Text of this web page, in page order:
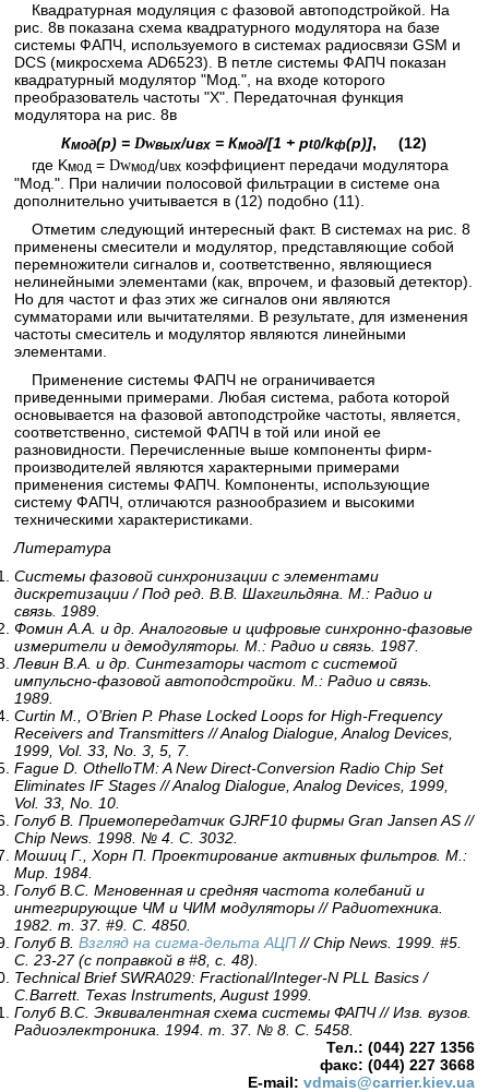
Квадратурная модуляция с фазовой автоподстройкой. На
рис. 8в показана схема квадратурного модулятора на базе
системы ФАПЧ, используемого в системах радиосвязи GSM и
DCS (микросхема AD6523). В петле системы ФАПЧ показан
квадратурный модулятор "Мод.", на входе которого
преобразователь частоты "X". Передаточная функция
модулятора на рис. 8в
Кмод(р) = Dwвых/uвх = Кмод/[1 + pt0/kф(р)], (12)
где Kмод =Dwмод/uвх коэффициент передачи модулятора
"Мод.". При наличии полосовой фильтрации в системе она
дополнительно учитывается в (12) подобно (11).
Отметим следующий интересный факт. В системах на рис. 8
применены смесители и модулятор, представляющие собой
перемножители сигналов и, соответственно, являющиеся
нелинейными элементами (как, впрочем, и фазовый детектор).
Но для частот и фаз этих же сигналов они являются
сумматорами или вычитателями. В результате, для изменения
частоты смеситель и модулятор являются линейными
элементами.
Применение системы ФАПЧ не ограничивается
приведенными примерами. Любая система, работа которой
основывается на фазовой автоподстройке частоты, является,
соответственно, системой ФАПЧ в той или иной ее
разновидности. Перечисленные выше компоненты фирм-
производителей являются характерными примерами
применения системы ФАПЧ. Компоненты, использующие
систему ФАПЧ, отличаются разнообразием и высокими
техническими характеристиками.
Литература
Системы фазовой синхронизации с элементами
дискретизации / Под ред. В.В. Шахгильдяна. М.: Радио и
связь. 1989.
Фомин А.А. и др. Аналоговые и цифровые синхронно-фазовые
измерители и демодуляторы. М.: Радио и связь. 1987.
Левин В.А. и др. Синтезаторы частот с системой
импульсно-фазовой автоподстройки. М.: Радио и связь.
1989.
Curtin M., O’Brien P. Phase Locked Loops for High-Frequency
Receivers and Transmitters // Analog Dialogue, Analog Devices,
1999, Vol. 33, No. 3, 5, 7.
Fague D. OthelloTM: A New Direct-Conversion Radio Chip Set
Eliminates IF Stages // Analog Dialogue, Analog Devices, 1999,
Vol. 33, No. 10.
Голуб В. Приемопередатчик GJRF10 фирмы Gran Jansen AS //
Chip News. 1998. № 4. С. 3032.
Мошиц Г., Хорн П. Проектирование активных фильтров. М.:
Мир. 1984.
Голуб В.С. Мгновенная и средняя частота колебаний и
интегрирующие ЧМ и ЧИМ модуляторы // Радиотехника.
1982. т. 37. #9. С. 4850.
Голуб В.Взгляд на сигма-дельта АЦП// Chip News. 1999. #5.
С. 23-27 (с поправкой в #8, с. 48).
Technical Brief SWRA029: Fractional/Integer-N PLL Basics /
C.Barrett. Texas Instruments, August 1999.
Голуб В.С. Эквивалентная схема системы ФАПЧ // Изв. вузов.
Радиоэлектроника. 1994. т. 37. № 8. С. 5458.
Тел.: (044) 227 1356
факс: (044) 227 3668
E-mail: vdmais@carrier.kiev.ua